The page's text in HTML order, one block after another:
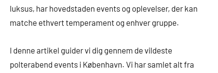
luksus, har hovedstaden events og oplevelser, der kan
matche ethvert temperament og enhver gruppe.
I denne artikel guider vi dig gennem de vildeste
polterabend events i København. Vi har samlet alt fra